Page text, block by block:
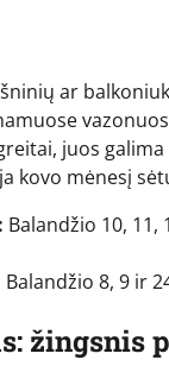
ar
juos
kovo mėnesį
Balandžio 10, 11,
Balandžio 8, 9 ir
žingsnis